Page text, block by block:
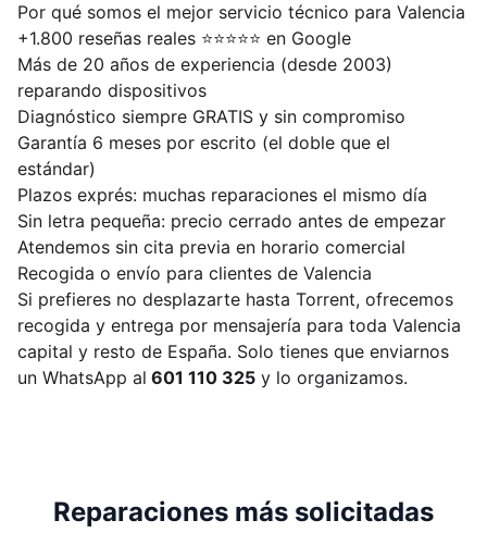
Por qué somos el mejor servicio técnico para Valencia
+1.800 reseñas reales ⭐⭐⭐⭐⭐ en Google
Más de 20 años de experiencia (desde 2003)
reparando dispositivos
Diagnóstico siempre GRATIS y sin compromiso
Garantía 6 meses por escrito (el doble que el
estándar)
Plazos exprés: muchas reparaciones el mismo día
Sin letra pequeña: precio cerrado antes de empezar
Atendemos sin cita previa en horario comercial
Recogida o envío para clientes de Valencia
Si prefieres no desplazarte hasta Torrent, ofrecemos
recogida y entrega por mensajería para toda Valencia
capital y resto de España. Solo tienes que enviarnos
un WhatsApp al 601 110 325 y lo organizamos.
Reparaciones más solicitadas